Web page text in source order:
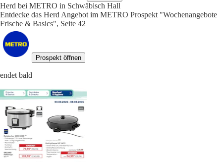
Herd bei METRO in Schwäbisch Hall
Entdecke das Herd Angebot im METRO Prospekt "Wochenangebote
Frische & Basics", Seite 42
Prospekt öffnen
endet bald